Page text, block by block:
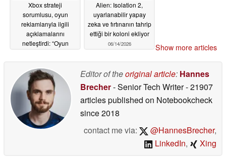
Xbox strateji
sorumlusu, oyun
reklamlarıyla ilgili
açıklamalarını
netleştirdi: “Oyun
06/16/2026
Alien: Isolation 2,
uyarlanabilir yapay
zeka ve fırtınanın tahrip
ettiği bir koloni ekliyor
06/14/2026 Show more articles
Editor of theoriginal article: Hannes
Brecher- Senior Tech Writer- 21907
articles published on Notebookcheck
since 2018
contact me via:
@HannesBrecher,
LinkedIn, Xing